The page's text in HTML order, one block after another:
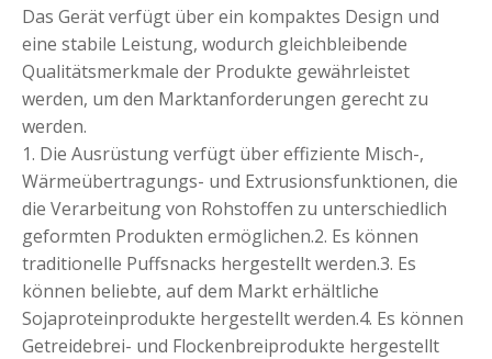
Das Gerät verfügt über ein kompaktes Design und
eine stabile Leistung, wodurch gleichbleibende
Qualitätsmerkmale der Produkte gewährleistet
werden, um den Marktanforderungen gerecht zu
werden.
1. Die Ausrüstung verfügt über effiziente Misch-,
Wärmeübertragungs- und Extrusionsfunktionen, die
die Verarbeitung von Rohstoffen zu unterschiedlich
geformten Produkten ermöglichen.2. Es können
traditionelle Puffsnacks hergestellt werden.3. Es
können beliebte, auf dem Markt erhältliche
Sojaproteinprodukte hergestellt werden.4. Es können
Getreidebrei- und Flockenbreiprodukte hergestellt